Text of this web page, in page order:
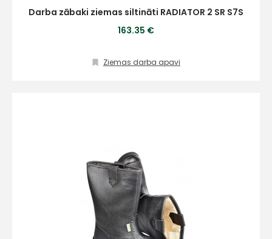
Darba zābaki ziemas siltināti RADIATOR 2 SR S7S
163.35 €
Ziemas darba apavi